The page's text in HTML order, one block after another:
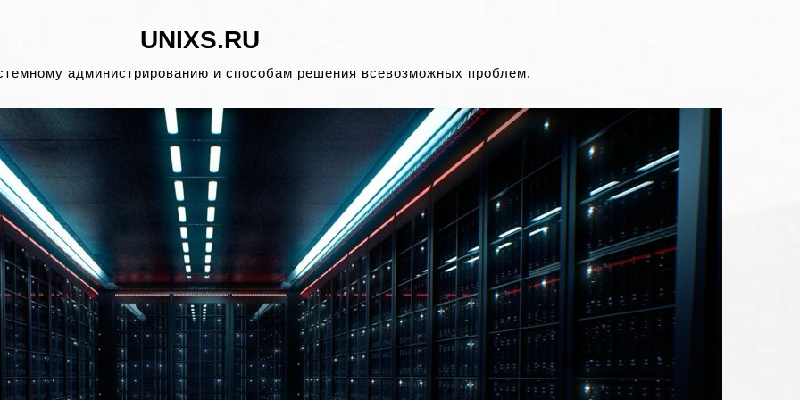
UNIXS.RU
администрированию и способам решения всевозможных проблем.